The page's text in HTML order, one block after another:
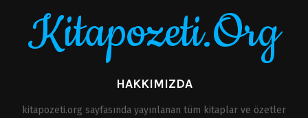
Kitapozeti.Org
HAKKIMIZDA
kitapozeti.org sayfasında yayınlanan tüm kitaplar ve özetler